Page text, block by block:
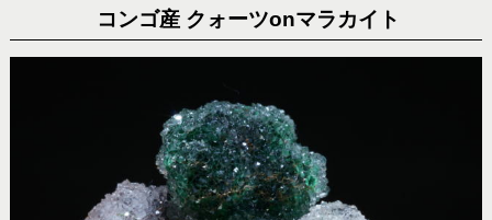
コンゴ産 クォーツonマラカイト